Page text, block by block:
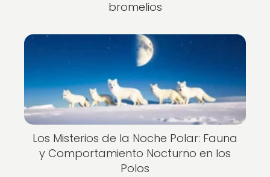
bromelios
Los Misterios de la Noche Polar: Fauna
y Comportamiento Nocturno en los
Polos